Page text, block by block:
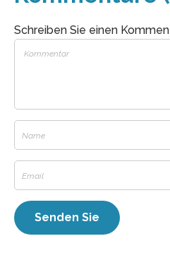
Schreiben Sie einen